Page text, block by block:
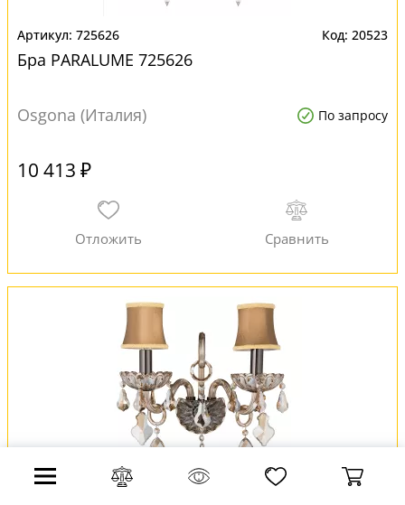
725626 20523
Бра PARALUME 725626
Osgona (Италия) По запросу
10 413 ₽